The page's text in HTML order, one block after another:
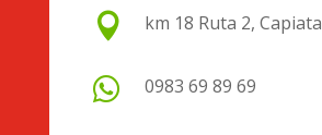
 km 18 Ruta 2, Capiata
 0983 69 89 69